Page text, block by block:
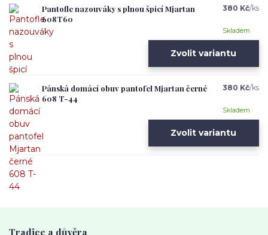
Pantofle nazouváky s plnou špicí Mjartan
608T60
380 Kč/ks
Skladem
Zvolit variantu
Pánská domácí obuv pantofel Mjartan černé
608 T-44
380 Kč/ks
Skladem
Zvolit variantu
Tradice a důvěra